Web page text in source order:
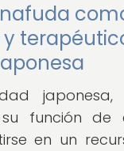
función de
en un